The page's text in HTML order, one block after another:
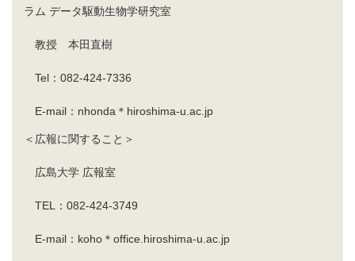
ラム データ駆動生物学研究室
教授 本田直樹
Tel：082-424-7336
E-mail：nhonda＊hiroshima-u.ac.jp
＜広報に関すること＞
広島大学 広報室
TEL：082-424-3749
E-mail：koho＊office.hiroshima-u.ac.jp